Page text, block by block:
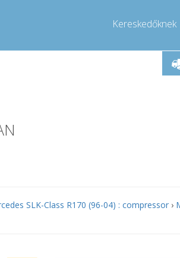
Kereskedőknek
Hívjon!
Hétfő-Péntek 9-17
info@compressor-express.hu
SLK-Class R170 (96-04) : compressor ›